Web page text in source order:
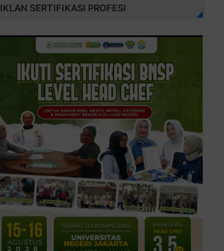
IKLAN SERTIFIKASI PROFESI